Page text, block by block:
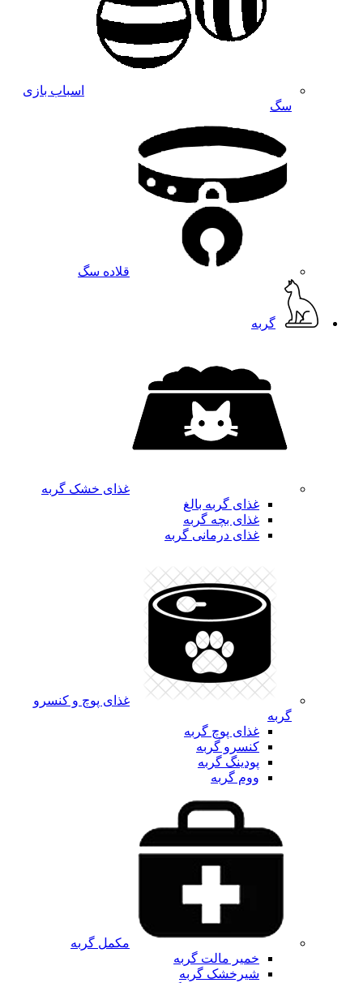
اسباب بازی
سگ
قلاده سگ
گربه
غذای خشک گربه
غذای گربه بالغ
غذای بچه گربه
غذای درمانی گربه
غذای پوچ و کنسرو
گربه
غذای پوچ گربه
کنسرو گربه
پودینگ گربه
ووم گربه
مکمل گربه
خمیر مالت گربه
شیرخشک گربه